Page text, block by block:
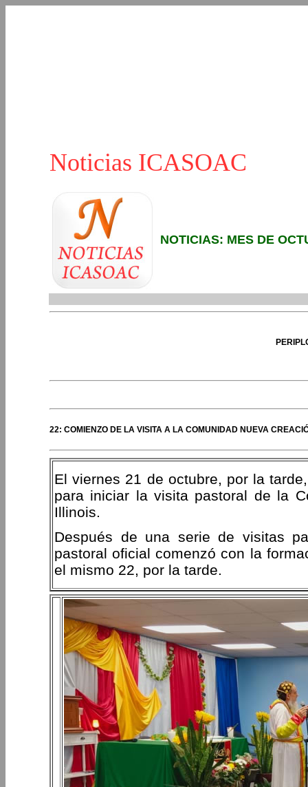
Noticias ICASOAC
NOTICIAS: MES DE
22: COMIENZO DE LA VISITA A LA COMUNIDAD NUEVA
El viernes 21 de octubre, por la
para iniciar la visita pastoral de la
Illinois.
Después de una serie de visitas
pastoral oficial comenzó con la
el mismo 22, por la tarde.